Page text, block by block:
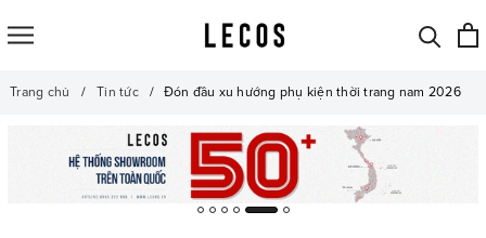
Trang chủ Tin tức Đón đầu xu hướng phụ kiện thời trang nam 2026